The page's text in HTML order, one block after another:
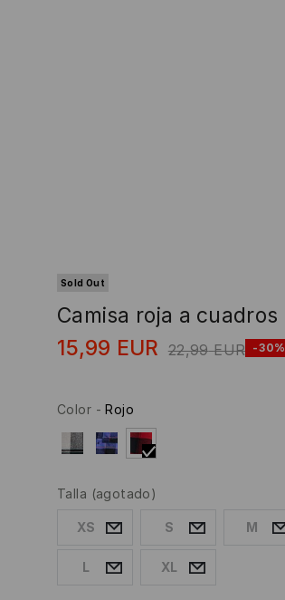
Sold Out
Camisa roja a cuadros
15,99 EUR 22,99 EUR -30%
Color -Rojo
Talla (agotado)
XS S M
L XL